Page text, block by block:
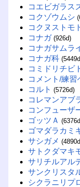
コエビガラス
コクゾウムシ
コクヌストモ
コナガ (926d)
コナガサムラ
コナガ科
コミドリチビ
コメント/練習
コルト (5726d)
コレマンアブ
コンフューザ
ゴッツＡ
ゴマダラカミ
サシガメ
サトクダマキ
サリチルアル
サンクリスタ
シクラニリプ